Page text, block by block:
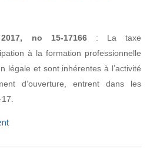
no 15-17166: La taxe
à la formation professionnelle
légale et sont inhérentesà l’activité
d’ouverture, entrent dans les